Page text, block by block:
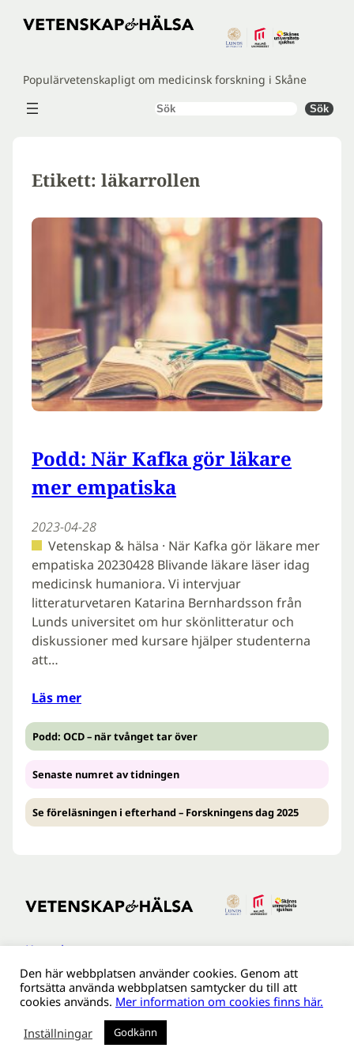
Hoppa
Populärvetenskapligt om medicinsk forskning i Skåne
Sök Sök
Etikett: läkarrollen
Podd: När Kafka gör läkare
mer empatiska
2023-04-28
Vetenskap & hälsa · När Kafka gör läkare mer
empatiska 20230428 Blivande läkare läser idag
medicinsk humaniora. Vi intervjuar
litteraturvetaren Katarina Bernhardsson från
Lunds universitet om hur skönlitteratur och
diskussioner med kursare hjälper studenterna
att…
Läs mer
Podd: OCD – när tvånget tar över
Senaste numret av tidningen
Se föreläsningen i efterhand – Forskningens dag 2025
Kontakt
Tillgänglighetsredogöreldse
Om webbplatsen
Behandling av personuppgifter
Den här webbplatsen använder cookies. Genom att
fortsätta använda webbplatsen samtycker du till att
cookies används. Mer information om cookies finns här.
Inställningar
Godkänn